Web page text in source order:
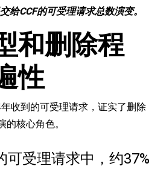
给CCF的可受理请求总数演变。
和删除程
性
收到的可受理请求，证实了删除
核心角色。
可受理请求中，约37%